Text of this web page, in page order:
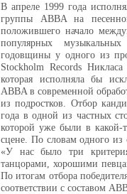
В апреле 1999 года
группы ABBA на
положившего начало
популярных
годовщины у одного из
Stockholm Records
которая исполняла бы
ABBA в современной
из подростков. Отбор
года в одной из частных
которой уже были в какой-
сцене. По словам одного из
«У нас было три
танцорами, хорошими
По итогам отбора
соответствии с составом